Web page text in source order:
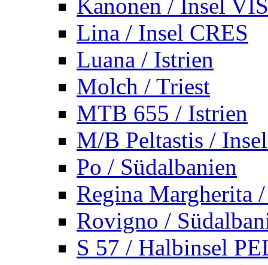
Kanonen / Insel VIS
Lina / Insel CRES
Luana / Istrien
Molch / Triest
MTB 655 / Istrien
M/B Peltastis /
Po / Südalbanien
Regina Margherita
Rovigno /
S 57 / Halbinsel